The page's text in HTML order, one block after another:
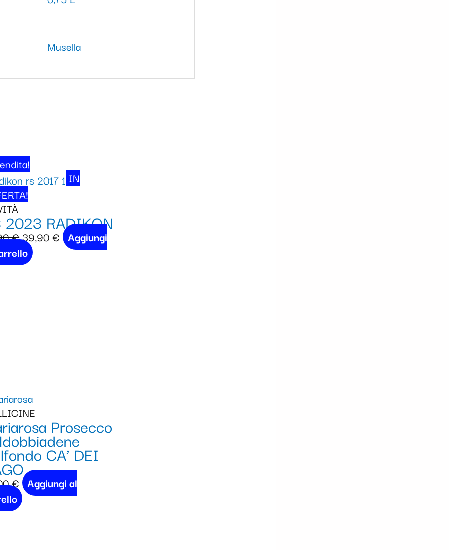
Musella
IN
2023 RADIKON
€39,90€ Aggiungi
Prosecco
CA’ DEI
€ Aggiungi al